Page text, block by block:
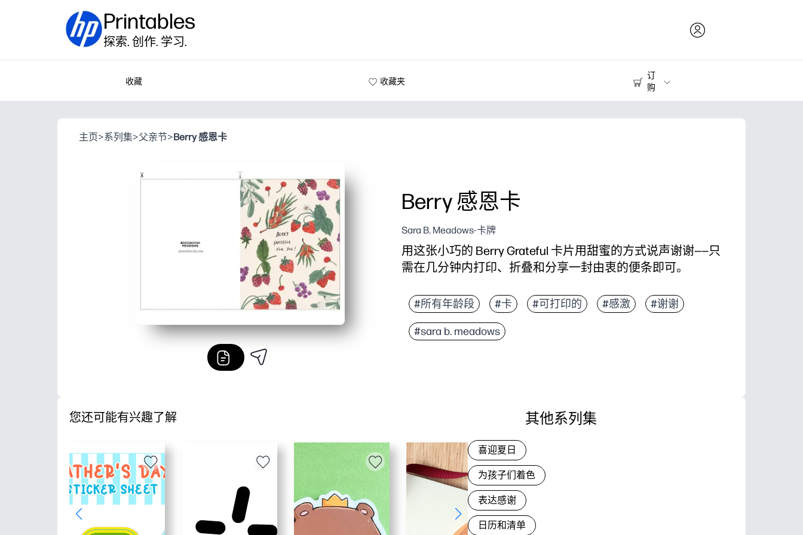
Printables
探索. 创作. 学习.
收藏 收藏夹
订
购
打印机
主页>系列集>父亲节>Berry 感恩卡
Berry 感恩卡
Sara B. Meadows-卡牌
用这张小巧的 Berry Grateful 卡片用甜蜜的方式说声谢谢——只
需在几分钟内打印、折叠和分享一封由衷的便条即可。
零准备便利-在家打印、折叠和快速写下信息
儿童认可的订婚——俏皮的浆果图案和欢快的双关语让所有年龄段的感恩都
用途广泛，适合任何场合-非常适合老师、同学、邻居、教练，也适合快速
#所有年龄段 #卡 #可打印的 #感激 #谢谢
#sara b. meadows
您还可能有兴趣了解 其他系列集
喜迎夏日
为孩子们着色
表达感谢
日历和清单